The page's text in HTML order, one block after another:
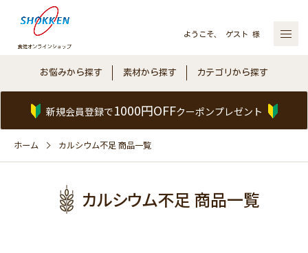
ようこそ、 ゲスト 様
お悩みから探す 素材から探す カテゴリから探す
新規会員登録で1000円OFFクーポンプレゼント
ホーム カルシウム不足 商品一覧
カルシウム不足 商品一覧